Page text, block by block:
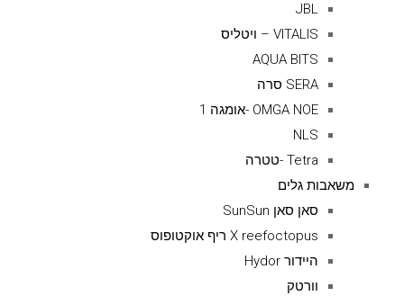
JBL
VITALIS – ויטליס
AQUA BITS
SERA סרה
OMGA NOE -אומגה 1
NLS
Tetra -טטרה
משאבות גלים
סאן סאן SunSun
X reefoctopus ריף אוקטופוס
היידור Hydor
וורטק